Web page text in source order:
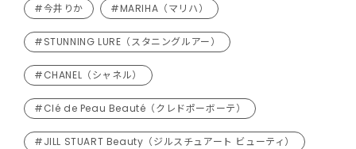
#今井りか #MARIHA（マリハ）
#STUNNING LURE（スタニングルアー）
#CHANEL（シャネル）
#Clé de Peau Beauté（クレドポーボーテ）
#JILL STUART Beauty（ジルスチュアート ビューティ）